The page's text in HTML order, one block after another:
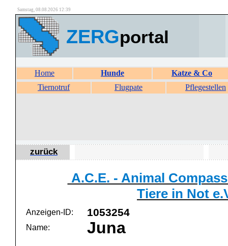
Samstag, 08.08.2026 12:39
ZERGportal
Home Hunde
Katze & Co
Tiernotruf
Flugpate Pflegestellen
zurück
A.C.E. - Animal
Tiere in Not
Anzeigen-ID: 1053254
Name: Juna